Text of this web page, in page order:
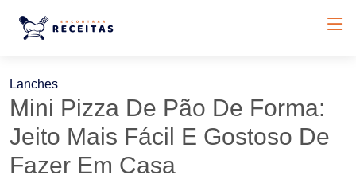
Lanches
Mini Pizza De Pão De Forma:
Jeito Mais Fácil E Gostoso De
Fazer Em Casa